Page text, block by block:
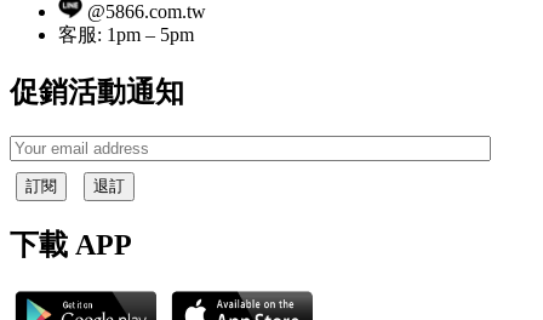
@5866.com.tw
客服: 1pm – 5pm
促銷活動通知
訂閱 退訂
下載 APP